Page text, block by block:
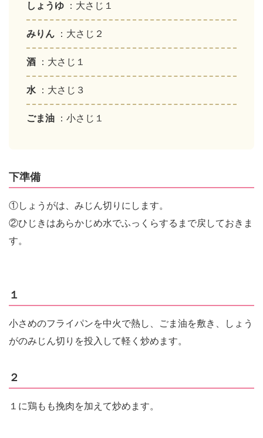
しょうゆ ：大さじ１
みりん ：大さじ２
酒 ：大さじ１
水 ：大さじ３
ごま油 ：小さじ１
下準備
①しょうがは、みじん切りにします。
②ひじきはあらかじめ水でふっくらするまで戻しておきま
す。
１
小さめのフライパンを中火で熱し、ごま油を敷き、しょう
がのみじん切りを投入して軽く炒めます。
２
１に鶏もも挽肉を加えて炒めます。